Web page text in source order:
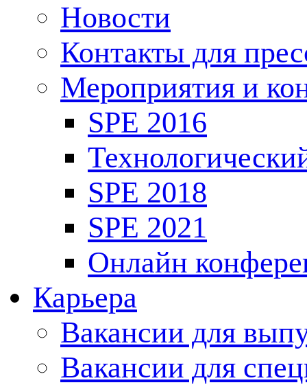
Новости
Контакты для
Мероприятия и
SPE 2016
SPE 2018
SPE 2021
Онлайн
Карьера
Вакансии для
Вакансии для